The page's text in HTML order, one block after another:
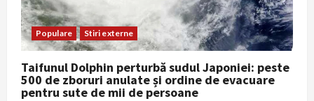
Populare Stiri externe
Taifunul Dolphin perturbă sudul Japoniei: peste
500 de zboruri anulate și ordine de evacuare
pentru sute de mii de persoane